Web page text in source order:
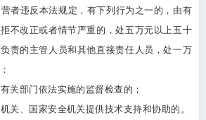
者违反本法规定，有下列行为之一的，由有
不改正或者情节严重的，处五万元以上五十
责的主管人员和其他直接责任人员，处一万
关部门依法实施的监督检查的；
关、国家安全机关提供技术支持和协助的。